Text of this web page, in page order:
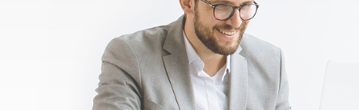
bon emploi très
rapidement. Elles ...
A.